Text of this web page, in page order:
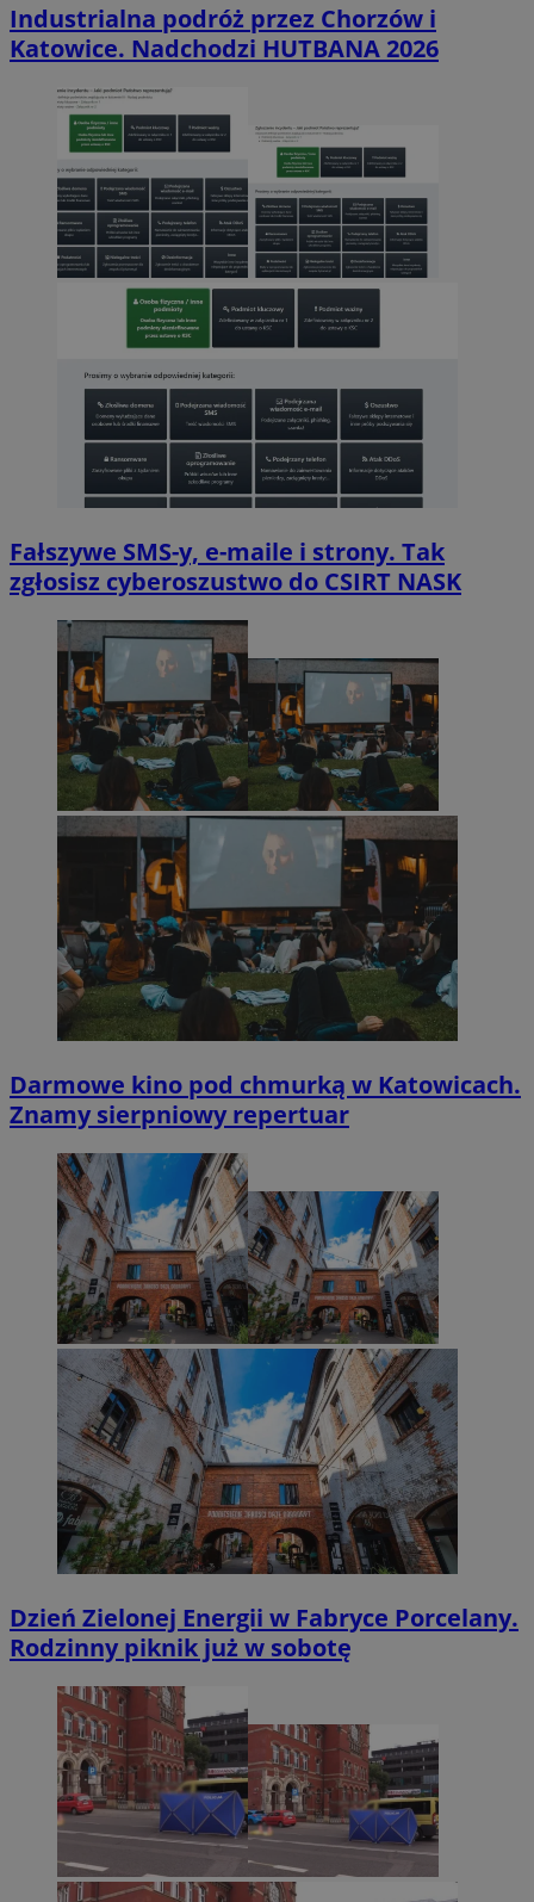
Industrialna podróż przez Chorzów i
Katowice. Nadchodzi HUTBANA 2026
Fałszywe SMS-y, e-maile i strony. Tak
zgłosisz cyberoszustwo do CSIRT NASK
Darmowe kino pod chmurką w Katowicach.
Znamy sierpniowy repertuar
Dzień Zielonej Energii w Fabryce Porcelany.
Rodzinny piknik już w sobotę